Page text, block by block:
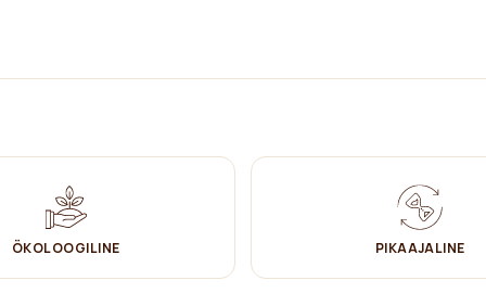
paigaldada nurga all.
eemaldada, mis muudab võrevoodi palju mugavamaks.
ÖKOLOOGILINE PIKAAJALINE